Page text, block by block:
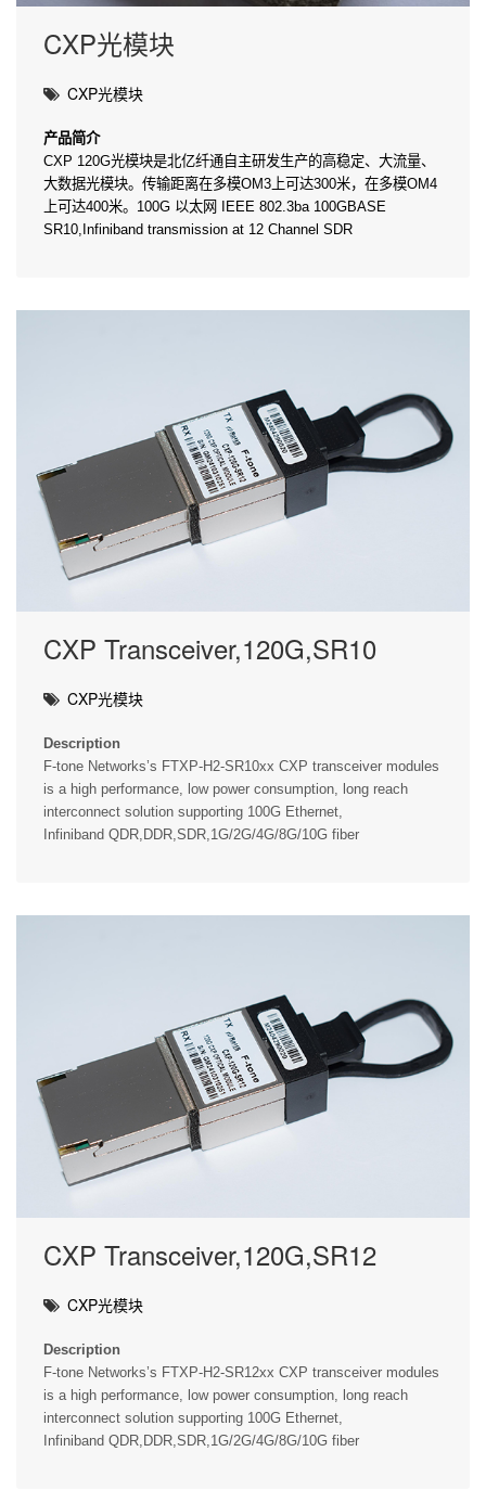
CXP光模块
CXP光模块
产品简介
CXP 120G光模块是北亿纤通自主研发生产的高稳定、大流量、
大数据光模块。传输距离在多模OM3上可达300米，在多模OM4
上可达400米。100G 以太网 IEEE 802.3ba 100GBASE
SR10,Infiniband transmission at 12 Channel SDR
CXP Transceiver,120G,SR10
CXP光模块
Description
F-tone Networks’s FTXP-H2-SR10xx CXP transceiver modules
is a high performance, low power consumption, long reach
interconnect solution supporting 100G Ethernet,
Infiniband QDR,DDR,SDR,1G/2G/4G/8G/10G fiber
CXP Transceiver,120G,SR12
CXP光模块
Description
F-tone Networks’s FTXP-H2-SR12xx CXP transceiver modules
is a high performance, low power consumption, long reach
interconnect solution supporting 100G Ethernet,
Infiniband QDR,DDR,SDR,1G/2G/4G/8G/10G fiber